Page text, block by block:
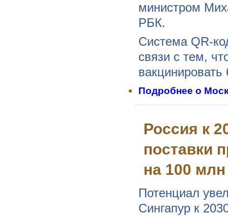
министром
РБК.
Система QR-
связи с тем,
вакцинировать
Подробнее о
Россия к
поставки
на 100
Потенциал
Сингапур к